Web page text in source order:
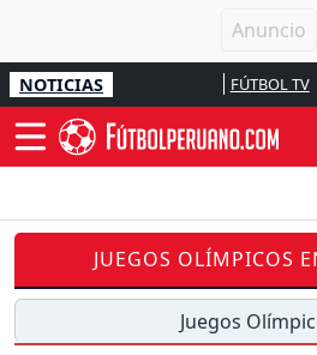
NOTICIAS FÚTBOL TV
JUEGOS OLÍMPICOS
Juegos